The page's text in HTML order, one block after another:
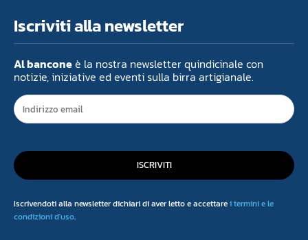
Iscriviti alla newsletter
Al banconeè la nostra newsletter quindicinale con
notizie, iniziative ed eventi sulla birra artigianale.
ISCRIVITI
Iscrivendoti alla newsletter dichiari di aver letto e accettarei termini e le
condizioni d'uso.